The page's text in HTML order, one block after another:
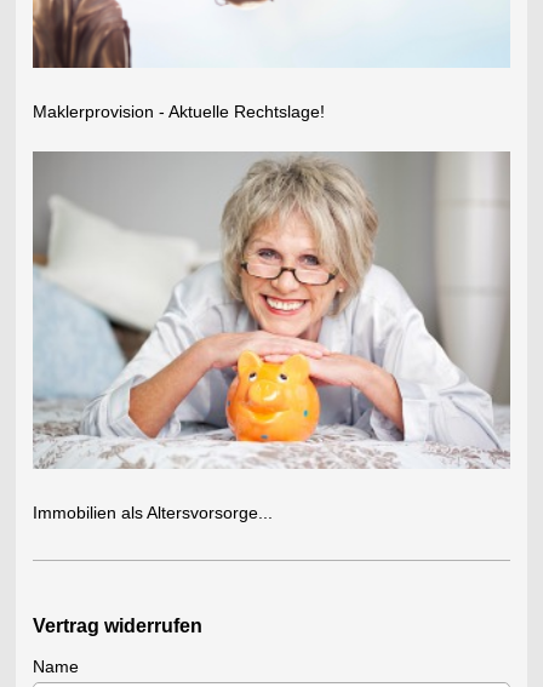
Maklerprovision - Aktuelle Rechtslage!
Immobilien als Altersvorsorge...
Vertrag widerrufen
Name